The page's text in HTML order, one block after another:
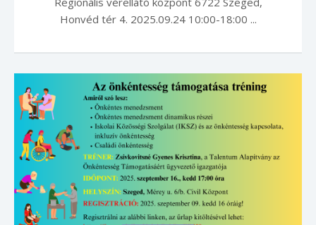
Honvéd tér 4. 2025.09.24 10:00-18:00 ...